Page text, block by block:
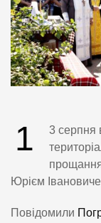
1
3 серпня
Юрієм
Повідомили